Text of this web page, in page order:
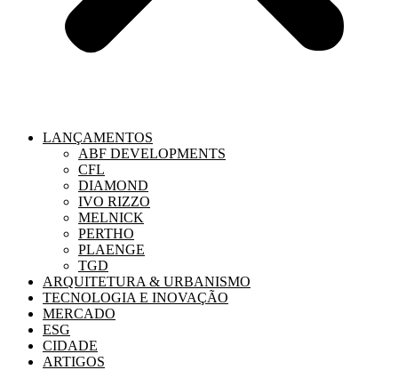
LANÇAMENTOS
ABF DEVELOPMENTS
CFL
DIAMOND
IVO RIZZO
MELNICK
PERTHO
PLAENGE
TGD
ARQUITETURA & URBANISMO
TECNOLOGIA E INOVAÇÃO
MERCADO
ESG
CIDADE
ARTIGOS